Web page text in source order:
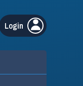
Login